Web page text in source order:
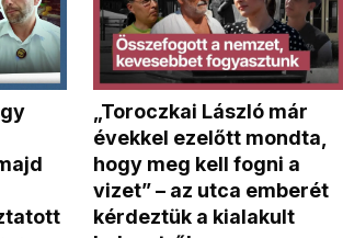
„Toroczkai László már
évekkel ezelőtt mondta,
hogy meg kell fogni a
vizet” – az utca emberét
kérdeztük a kialakult